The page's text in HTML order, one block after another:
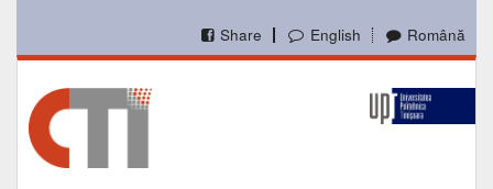
conţinutul
English Română
Share